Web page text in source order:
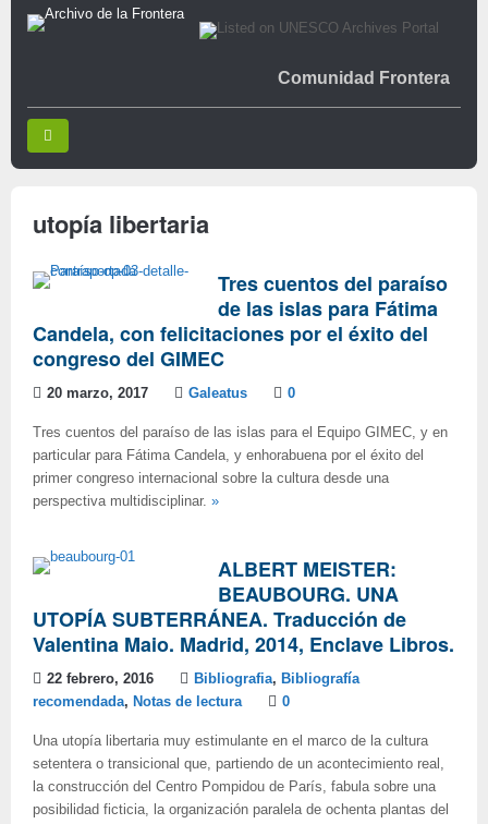
Comunidad Frontera
utopía libertaria
Tres cuentos del paraíso
de las islas para Fátima
Candela, con felicitaciones por el éxito del
congreso del GIMEC
20 marzo, 2017 Galeatus 0
Tres cuentos del paraíso de las islas para el Equipo GIMEC, y en
particular para Fátima Candela, y enhorabuena por el éxito del
primer congreso internacional sobre la cultura desde una
perspectiva multidisciplinar. »
ALBERT MEISTER:
BEAUBOURG. UNA
UTOPÍA SUBTERRÁNEA. Traducción de
Valentina Maio. Madrid, 2014, Enclave Libros.
22 febrero, 2016 Bibliografia, Bibliografía
recomendada, Notas de lectura 0
Una utopía libertaria muy estimulante en el marco de la cultura
setentera o transicional que, partiendo de un acontecimiento real,
la construcción del Centro Pompidou de París, fabula sobre una
posibilidad ficticia, la organización paralela de ochenta plantas del